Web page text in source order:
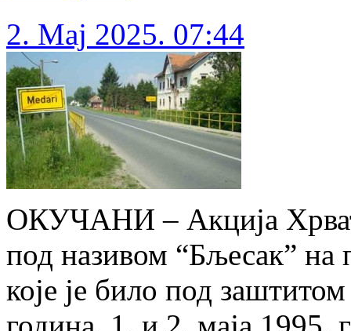
2. Maj 2025. 07:44
ОКУЧАНИ – Акција
под називом “Бљесак” на
које је било под